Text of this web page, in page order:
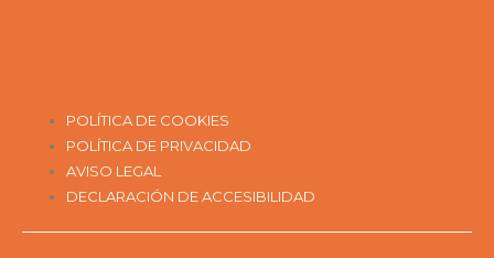
POLÍTICA DE COOKIES
POLÍTICA DE PRIVACIDAD
AVISO LEGAL
DECLARACIÓN DE ACCESIBILIDAD